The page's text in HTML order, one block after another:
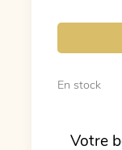
En stock